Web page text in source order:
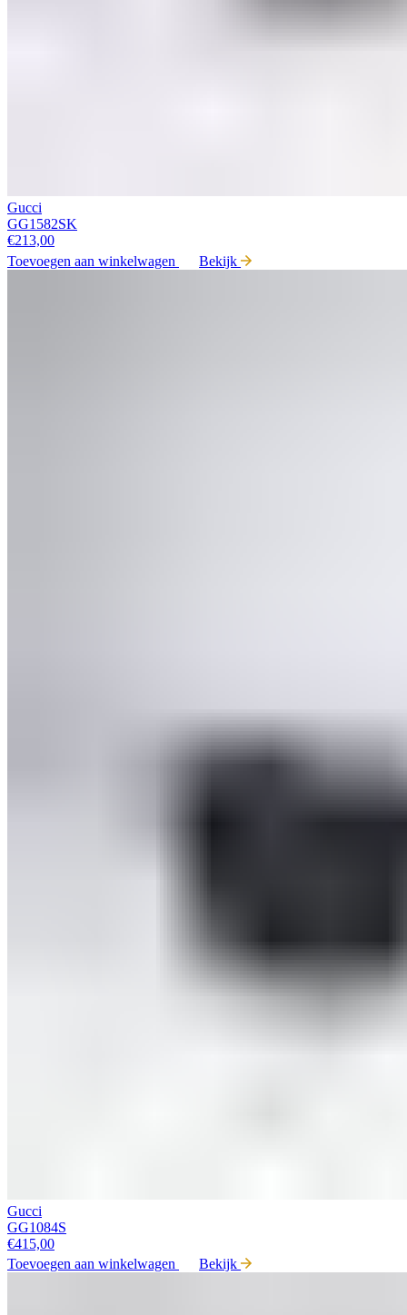
Gucci
GG1582SK
€213,00
Toevoegen aan winkelwagen
Bekijk
Gucci
GG1084S
€415,00
Toevoegen aan winkelwagen
Bekijk